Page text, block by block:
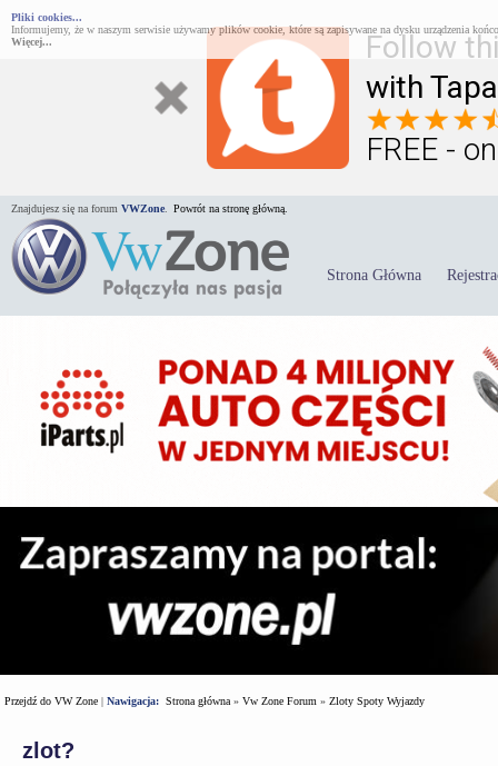
Follow
with
FREE -
Pliki cookies...
Informujemy, że w naszym serwisie używamy plików cookie, które są zapisywane na dysku urządzenia
Więcej...
Znajdujesz się na forum VWZone Powrót na stronę główną.
Strona Główna
Przejdź do VW Zone | Nawigacja: Strona główna » Vw Zone Forum » Zloty Spoty Wyjazdy
zlot?